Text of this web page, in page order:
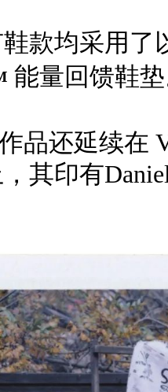
款均采用了
能量回馈鞋
品还延续在
其印有